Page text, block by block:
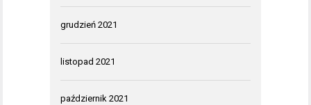
grudzień 2021
listopad 2021
październik 2021